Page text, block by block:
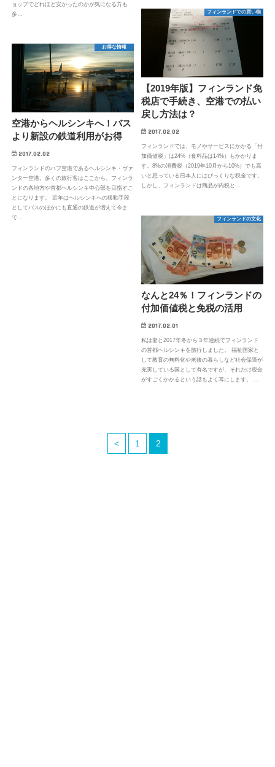
ョップでどれほど安かったのかが気になる方も
多…
フィンランドでの買い物
【2019年版】フィンランド免
税店で手続き、空港での払い
戻し方法は？
2017.02.02
フィンランドでは、モノやサービスにかかる「付
加価値税」は24%（食料品は14%）もかかりま
す。8%の消費税（2019年10月から10%）でも高
いと思っている日本人にはびっくりな税金です。
しかし、フィンランドは商品が内税と…
お得な情報
空港からヘルシンキへ！バス
より新設の鉄道利用がお得
2017.02.02
フィンランドのハブ空港であるヘルシンキ・ヴァ
ンター空港。多くの旅行客はここから、フィンラ
ンドの各地方や首都ヘルシンキ中心部を目指すこ
とになります。 近年はヘルシンキへの移動手段
としてバスのほかにも直通の鉄道が増えて今ま
で…
フィンランドの文化
なんと24％！フィンランドの
付加価値税と免税の活用
2017.02.01
私は妻と2017年冬から３年連続でフィンランド
の首都ヘルシンキを旅行しました。 福祉国家と
して教育の無料化や老後の暮らしなど社会保障が
充実している国として有名ですが、それだけ税金
がすごくかかるという話もよく耳にします。 …
< 1 2